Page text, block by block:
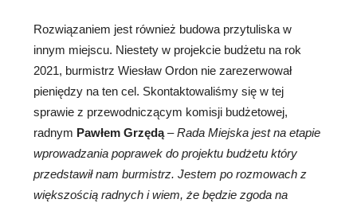
Rozwiązaniem jest również budowa przytuliska w
innym miejscu. Niestety w projekcie budżetu na rok
2021, burmistrz Wiesław Ordon nie zarezerwował
pieniędzy na ten cel. Skontaktowaliśmy się w tej
sprawie z przewodniczącym komisji budżetowej,
radnym Pawłem Grzędą–Rada Miejska jest na etapie
wprowadzania poprawek do projektu budżetu który
przedstawił nam burmistrz. Jestem po rozmowach z
większością radnych i wiem, że będzie zgoda na